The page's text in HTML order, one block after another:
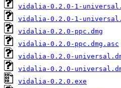
vidalia-0.2.0-1-
vidalia-0.2.0-1-
vidalia-0.2.0-ppc.dmg
vidalia-0.2.0-ppc.dmg.asc
vidalia-0.2.0-
vidalia-0.2.0-
vidalia-0.2.0.exe